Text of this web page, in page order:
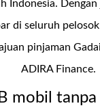
Indonesia.
di seluruh
pinjaman
ADIRA Finance.
mobil